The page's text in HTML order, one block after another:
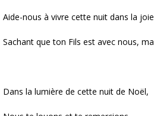
Aide-nous à vivre cette nuit dans la
Sachant que ton Fils est avec nous,
Dans la lumière de cette nuit de Noël,